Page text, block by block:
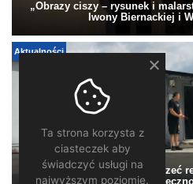
„Obrazy ciszy – rysunek i
Iwony Biernackiej i
Aktualności
Pomagamy. Warto wesprzeć
Ta strona korzysta z
ciasteczek aby
świadczyć usługi na
najwyższym poziomie.